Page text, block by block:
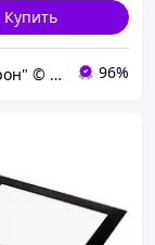
Купить
"Магнетрон" © Интернет-магазин запчастей и аксессуаров для бытовой техники 96%